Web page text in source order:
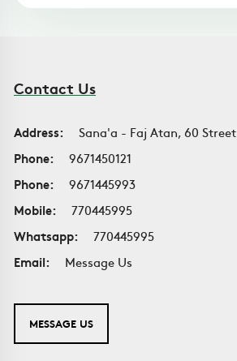
Contact Us
Address:
Sana'a - Faj Atan, 60 Street
Phone:
9671450121
Phone:
9671445993
Mobile:
770445995
Whatsapp:
770445995
Email:
Message Us
MESSAGE US